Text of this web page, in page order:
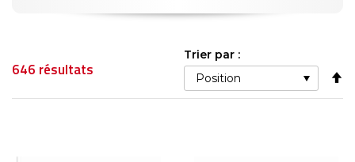
646 résultats
Trier par :